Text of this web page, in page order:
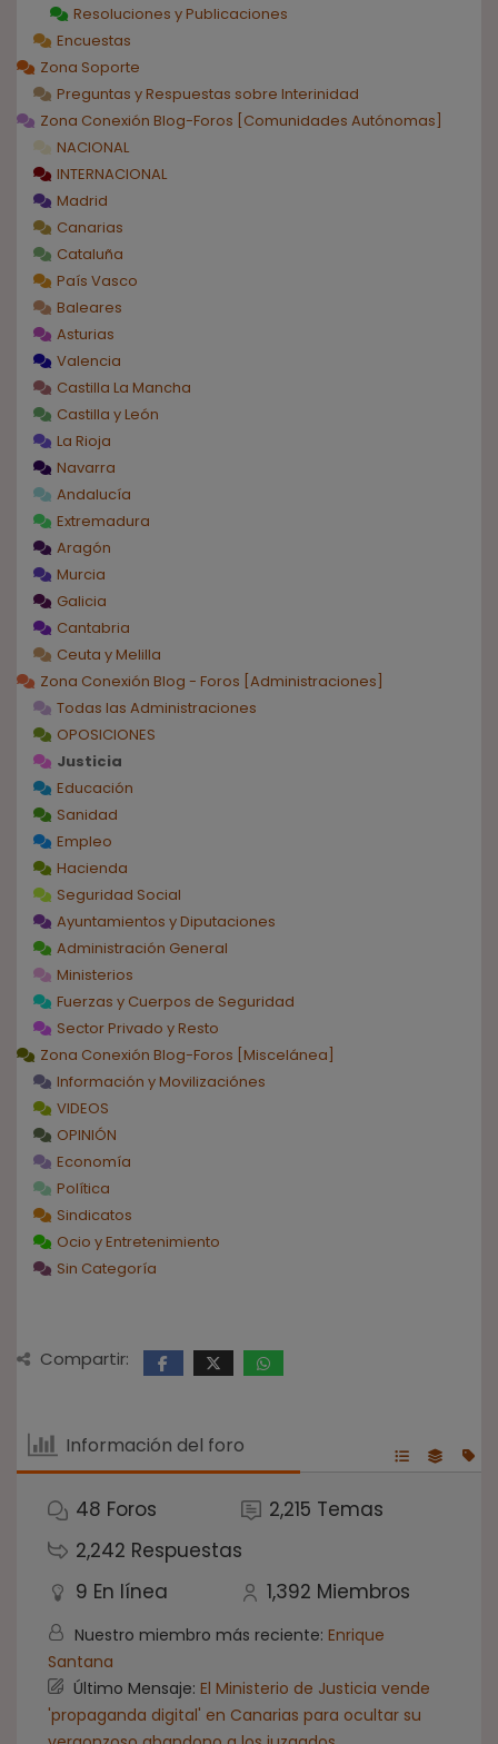
Resoluciones y Publicaciones
Encuestas
Zona Soporte
Preguntas y Respuestas sobre Interinidad
Zona Conexión Blog-Foros [Comunidades Autónomas]
NACIONAL
INTERNACIONAL
Madrid
Canarias
Cataluña
País Vasco
Baleares
Asturias
Valencia
Castilla La Mancha
Castilla y León
La Rioja
Navarra
Andalucía
Extremadura
Aragón
Murcia
Galicia
Cantabria
Ceuta y Melilla
Zona Conexión Blog - Foros [Administraciones]
Todas las Administraciones
OPOSICIONES
Justicia
Educación
Sanidad
Empleo
Hacienda
Seguridad Social
Ayuntamientos y Diputaciones
Administración General
Ministerios
Fuerzas y Cuerpos de Seguridad
Sector Privado y Resto
Zona Conexión Blog-Foros [Miscelánea]
Información y Movilizaciónes
VIDEOS
OPINIÓN
Economía
Política
Sindicatos
Ocio y Entretenimiento
Sin Categoría
Compartir:
Información del foro
48 Foros 2,215 Temas
2,242 Respuestas
9 En línea 1,392 Miembros
Nuestro miembro más reciente: Enrique
Santana
Último Mensaje: El Ministerio de Justicia vende
'propaganda digital' en Canarias para ocultar su